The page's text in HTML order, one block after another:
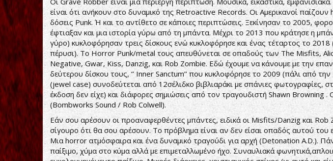
είναι ότι ανήκουν στο δυναμικό της Retroactive Records. Οι Αμερικανοί παίζουν
δόσεις Punk. Ή και το αντίθετο σε κάποιες περιπτώσεις. Ξεκίνησαν το 2005,
έφτιαξαν και μια ιστορία γύρω από τη μπάντα. Μέχρι το 2013 που κράτησε η
γύρο) κυκλοφόρησαν τρεις δίσκους ενώ κυκλοφόρησε και ένας τέταρτος το
πέρυσι). Το Horror Punk/metal τους απευθύνεται σε οπαδούς των The Misfits,
Negative, Gwar, Kiss, Danzig, και Rob Zombie. Εδώ έχουμε να κάνουμε με την
δεύτερου δίσκου τους, ‘’ Inner Sanctum’’ που κυκλοφόρησε το 2009 (πάλι από
(jewel case) συνοδεύτεται από 12σέλιδκο βιβλιαράκι με σπάνιες φωτογραφίες,
έκδοση δεν είχε) και διάφορες σημιώσεις από τον τραγουδιστή Shawn Browning
(Bombworks Sound / Rob Colwell).
Εάν σου αρέσουν οι προαναφερθέντες μπάντες, ειδικά οι Misfits/Danzig και Rob
σίγουρο ότι θα σου αρέσουν. Το πρόβλημα είναι αν δεν είσαι οπαδός αυτού του
Μια horror ατμόσφαιρα και ένα δυναμικό τραγούδι για αρχή (Detonation A.D.).
παίξιμο, χύμα στο κύμα αλλά με επιμεταλλωμένο ήχο. Συναυλιακά